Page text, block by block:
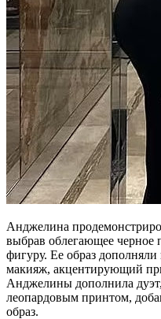
Анджелина
выбрав облегающее черное
фигуру. Ее образ
макияж, акцентирующий
Анджелины дополнила
леопардовым принтом,
образ.